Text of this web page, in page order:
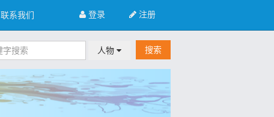
注册
登录
联系我们
人物 搜索